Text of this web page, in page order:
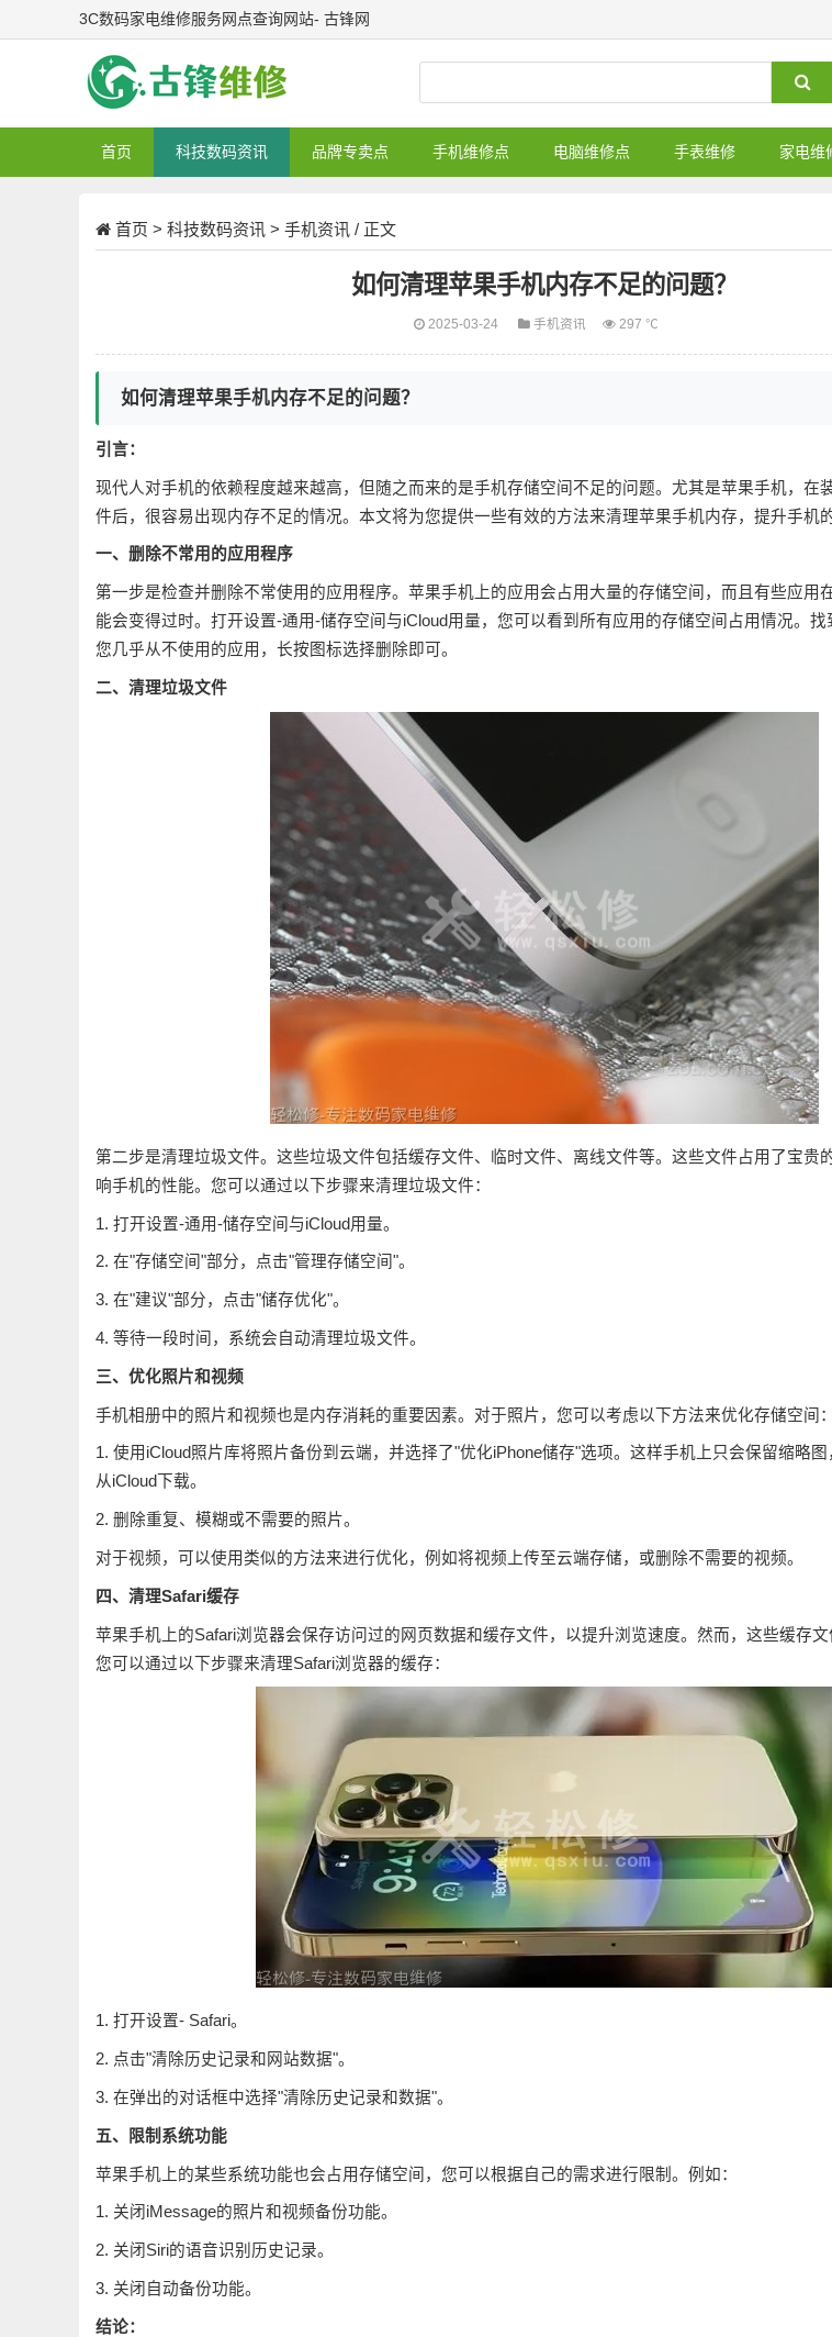
3C数码家电维修服务网点查询网站- 古锋网
首页 科技数码资讯 品牌专卖点 手机维修点 电脑维修点 手表维修 家电维
首页 > 科技数码资讯 > 手机资讯 / 正文
如何清理苹果手机内存不足的问题？
2025-03-24 手机资讯 297 ℃
如何清理苹果手机内存不足的问题？
引言：
现代人对手机的依赖程度越来越高，但随之而来的是手机存储空间不足的问题。尤其是苹果手机，在
件后，很容易出现内存不足的情况。本文将为您提供一些有效的方法来清理苹果手机内存，提升手机
一、删除不常用的应用程序
第一步是检查并删除不常使用的应用程序。苹果手机上的应用会占用大量的存储空间，而且有些应用
能会变得过时。打开设置-通用-储存空间与iCloud用量，您可以看到所有应用的存储空间占用情况。找
您几乎从不使用的应用，长按图标选择删除即可。
二、清理垃圾文件
第二步是清理垃圾文件。这些垃圾文件包括缓存文件、临时文件、离线文件等。这些文件占用了宝贵
响手机的性能。您可以通过以下步骤来清理垃圾文件：
1. 打开设置-通用-储存空间与iCloud用量。
2. 在"存储空间"部分，点击"管理存储空间"。
3. 在"建议"部分，点击"储存优化"。
4. 等待一段时间，系统会自动清理垃圾文件。
三、优化照片和视频
手机相册中的照片和视频也是内存消耗的重要因素。对于照片，您可以考虑以下方法来优化存储空间：
1. 使用iCloud照片库将照片备份到云端，并选择了"优化iPhone储存"选项。这样手机上只会保留缩略
从iCloud下载。
2. 删除重复、模糊或不需要的照片。
对于视频，可以使用类似的方法来进行优化，例如将视频上传至云端存储，或删除不需要的视频。
四、清理Safari缓存
苹果手机上的Safari浏览器会保存访问过的网页数据和缓存文件，以提升浏览速度。然而，这些缓存文
您可以通过以下步骤来清理Safari浏览器的缓存：
1. 打开设置- Safari。
2. 点击"清除历史记录和网站数据"。
3. 在弹出的对话框中选择"清除历史记录和数据"。
五、限制系统功能
苹果手机上的某些系统功能也会占用存储空间，您可以根据自己的需求进行限制。例如：
1. 关闭iMessage的照片和视频备份功能。
2. 关闭Siri的语音识别历史记录。
3. 关闭自动备份功能。
结论：